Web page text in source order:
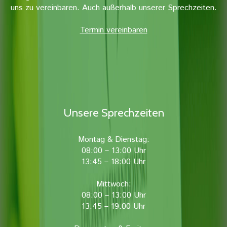
uns zu vereinbaren. Auch außerhalb unserer Sprechzeiten.
Termin vereinbaren
Unsere Sprechzeiten
Montag & Dienstag:
08:00 – 13:00 Uhr
13:45 – 18:00 Uhr
Mittwoch:
08:00 – 13:00 Uhr
13:45 – 19:00 Uhr